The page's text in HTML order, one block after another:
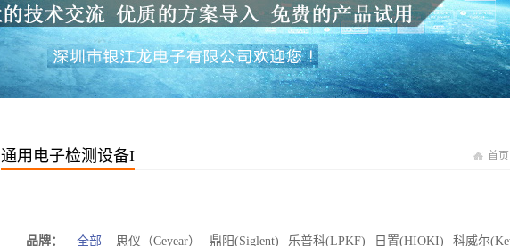
通用电子检测设备I 首页
品牌： 全部 思仪（Ceyear） 鼎阳(Siglent) 乐普科(LPKF) 日置(HIOKI) 科威尔